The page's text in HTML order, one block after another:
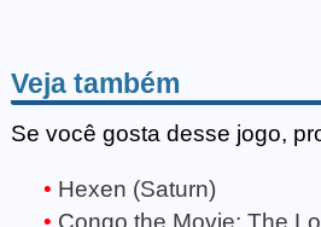
Veja também
Se você gosta desse jogo,
Hexen (Saturn)
Congo the Movie: The